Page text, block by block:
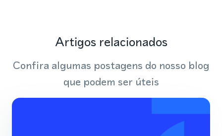
Artigos relacionados
Confira algumas postagens do nosso blog
que podem ser úteis